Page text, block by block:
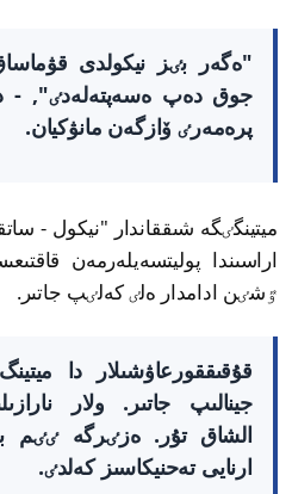
"ەگەر بٸز نيكولدى
جوق دەپ ەسەپتەلەدٸ", -
پرەمەرٸ ۆازگەن مانۋكيان.
ميتينگٸگە شىققاندار "نيكول -
اراسىندا پوليتسەيلەرمەن
ٷشٸن ادامدار ەلٸ كەلٸپ جاتىر.
قۇقىققورعاۋشىلار دا
جينالىپ جاتىر. ولار
الشاق تۇر. ەزٸرگە ٸٸم
ارنايى تەحنيكاسىز كەلدٸ.